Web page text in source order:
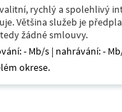
rychlý a spolehlivý
Většina služeb je
žádné smlouvy.
- Mb/s | nahrávání: -
okrese.